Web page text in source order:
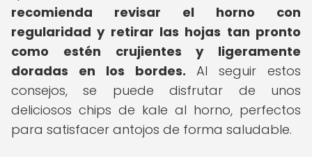
recomienda revisar el horno con
regularidad y retirar las hojas tan pronto
como estén crujientes y ligeramente
doradas en los bordes. Al seguir estos
consejos, se puede disfrutar de unos
deliciosos chips de kale al horno, perfectos
para satisfacer antojos de forma saludable.